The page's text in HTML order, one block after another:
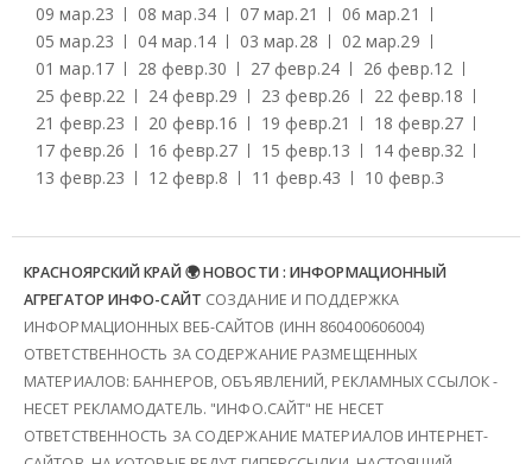
09 мар.23 08 мар.34 07 мар.21 06 мар.21
05 мар.23 04 мар.14 03 мар.28 02 мар.29
01 мар.17 28 февр.30 27 февр.24 26 февр.12
25 февр.22 24 февр.29 23 февр.26 22 февр.18
21 февр.23 20 февр.16 19 февр.21 18 февр.27
17 февр.26 16 февр.27 15 февр.13 14 февр.32
13 февр.23 12 февр.8 11 февр.43 10 февр.3
КРАСНОЯРСКИЙ КРАЙ 🌍 НОВОСТИ : ИНФОРМАЦИОННЫЙ
АГРЕГАТОР ИНФО-САЙТ СОЗДАНИЕ И ПОДДЕРЖКА
ИНФОРМАЦИОННЫХ ВЕБ-САЙТОВ (ИНН 860400606004)
ОТВЕТСТВЕННОСТЬ ЗА СОДЕРЖАНИЕ РАЗМЕЩЕННЫХ
МАТЕРИАЛОВ: БАННЕРОВ, ОБЪЯВЛЕНИЙ, РЕКЛАМНЫХ ССЫЛОК -
НЕСЕТ РЕКЛАМОДАТЕЛЬ. "ИНФО.САЙТ" НЕ НЕСЕТ
ОТВЕТСТВЕННОСТЬ ЗА СОДЕРЖАНИЕ МАТЕРИАЛОВ ИНТЕРНЕТ-